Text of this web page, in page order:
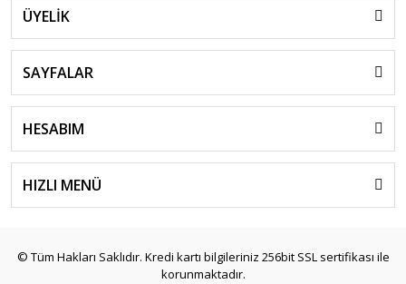
ÜYELİK
SAYFALAR
HESABIM
HIZLI MENÜ
© Tüm Hakları Saklıdır. Kredi kartı bilgileriniz 256bit SSL sertifikası ile
korunmaktadır.